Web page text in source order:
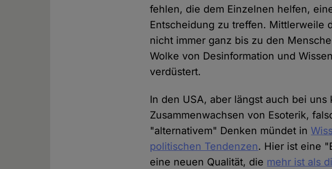
fehlen, die dem Einzelnen helfen,
Entscheidung zu treffen. Mittlerweile
nicht immer ganz bis zu den
Wolke von Desinformation und
verdüstert.
In den USA, aber längst auch bei
Zusammenwachsen von Esoterik,
"alternativem" Denken mündet in
politischen Tendenzen. Hier ist eine
eine neuen Qualität, die mehr ist als